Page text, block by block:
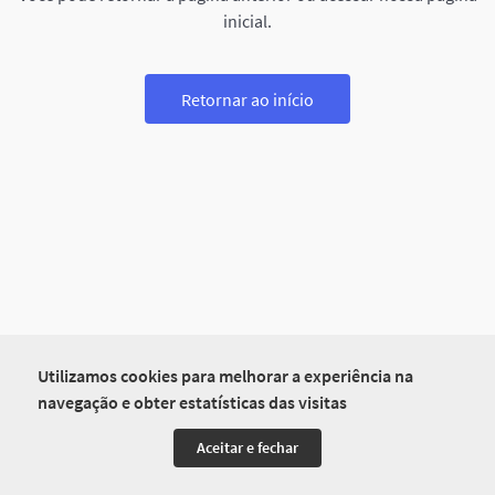
Utilizamos cookies para melhorar a experiência na
navegação e obter estatísticas das visitas
Aceitar e fechar
inicial.
Retornar ao início